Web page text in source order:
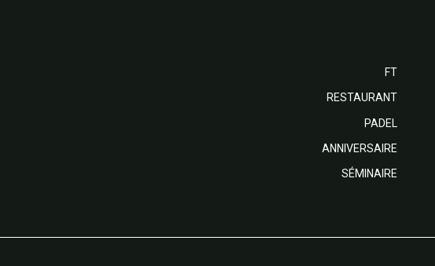
FT
RESTAURANT
PADEL
ANNIVERSAIRE
SÉMINAIRE